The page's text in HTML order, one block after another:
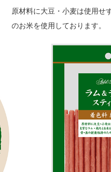
原材料に大豆・小麦は使用せ
のお米を使用しております。